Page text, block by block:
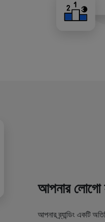
আপনার লোগো
আপনার ব্র্যান্ডিং একটি